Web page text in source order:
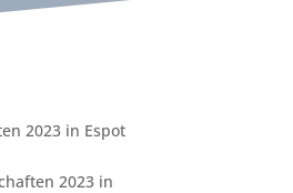
2023 in Espot
2023 in